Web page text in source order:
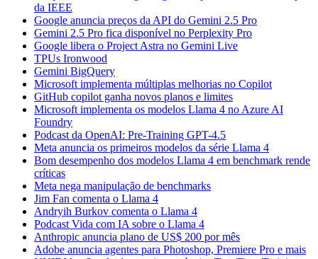
da IEEE
Google anuncia preços da API do Gemini 2.5 Pro
Gemini 2.5 Pro fica disponível no Perplexity Pro
Google libera o Project Astra no Gemini Live
TPUs Ironwood
Gemini BigQuery
Microsoft implementa múltiplas melhorias no Copilot
GitHub copilot ganha novos planos e limites
Microsoft implementa os modelos Llama 4 no Azure AI
Foundry
Podcast da OpenAI: Pre-Training GPT-4.5
Meta anuncia os primeiros modelos da série Llama 4
Bom desempenho dos modelos Llama 4 em benchmark rende
críticas
Meta nega manipulação de benchmarks
Jim Fan comenta o Llama 4
Andryih Burkov comenta o Llama 4
Podcast Vida com IA sobre o Llama 4
Anthropic anuncia plano de US$ 200 por mês
Adobe anuncia agentes para Photoshop, Premiere Pro e mais